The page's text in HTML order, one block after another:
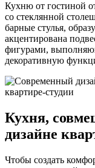
Кухню от гостиной
со стеклянной
барные стулья,
акцентирована
фигурами,
декоративную
Кухня,
дизайне
Чтобы создать